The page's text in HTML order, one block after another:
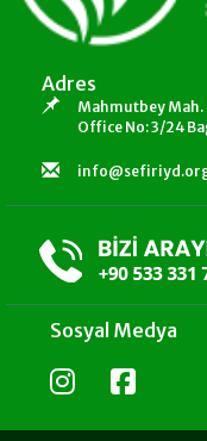
Adres
Mahmutbey Mah.
Office No: 3/24
Sosyal Medya